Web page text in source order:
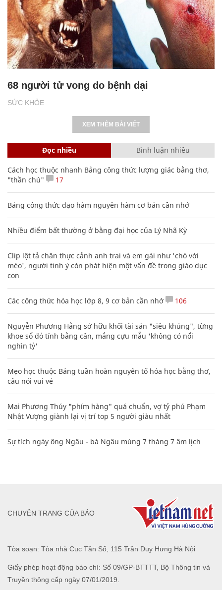
SỨC KHỎE
68 người tử vong do bệnh dại
XEM THÊM BÀI VIẾT
Đọc nhiều Bình luận nhiều
Cách học thuộc nhanh Bảng công thức lượng giác bằng thơ,
"thần chú"
17
Bảng công thức đạo hàm nguyên hàm cơ bản cần nhớ
Nhiều điểm bất thường ở bằng đại học của Lý Nhã Kỳ
Clip lột tả chân thực cảnh anh trai và em gái như 'chó với
mèo', người tinh ý còn phát hiện một vấn đề trong giáo dục
con
Các công thức hóa học lớp 8, 9 cơ bản cần nhớ 106
Nguyễn Phương Hằng sở hữu khối tài sản "siêu khủng", từng
khoe sổ đỏ tính bằng cân, mắng cựu mẫu 'không có nổi
nghìn tỷ'
Mẹo học thuộc Bảng tuần hoàn nguyên tố hóa học bằng thơ,
câu nói vui vẻ
Mai Phương Thúy "phím hàng" quá chuẩn, vợ tỷ phú Phạm
Nhật Vượng giành lại vị trí top 5 người giàu nhất
Sự tích ngày ông Ngâu - bà Ngâu mùng 7 tháng 7 âm lịch
Tòa soạn: Tòa nhà Cục Tần Số, 115 Trần Duy Hưng Hà Nội
Giấy phép hoạt động báo chí: Số 09/GP-BTTTT, Bộ Thông tin và
Truyền thông cấp ngày 07/01/2019.
CHUYÊN TRANG CỦA BÁO